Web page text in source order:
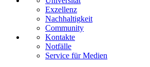
Exzellenz
Nachhaltigkeit
Community
Kontakte
Notfälle
Service für Medien